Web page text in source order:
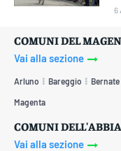
6
COMUNI DEL
Vai alla sezione
Arluno Bareggio
Magenta
COMUNI
Vai alla sezione